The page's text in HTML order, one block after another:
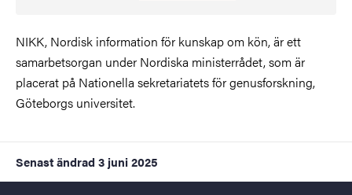
NIKK, Nordisk information för kunskap om kön, är ett
samarbetsorgan under Nordiska ministerrådet, som är
placerat på Nationella sekretariatets för genusforskning,
Göteborgs universitet.
Senast ändrad 3 juni 2025